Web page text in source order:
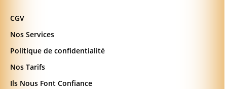
CGV
Nos Services
Politique de confidentialité
Nos Tarifs
Ils Nous Font Confiance